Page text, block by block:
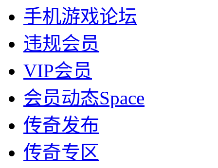
手机游戏论坛
违规会员
VIP会员
会员动态Space
传奇发布
传奇专区